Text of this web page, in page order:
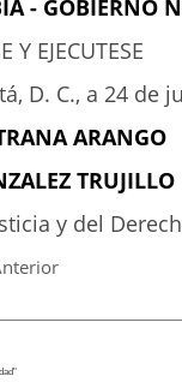
- GOBIERNO
Y EJECUTESE
D. C., a 24 de
ARANGO
TRUJILLO
y del